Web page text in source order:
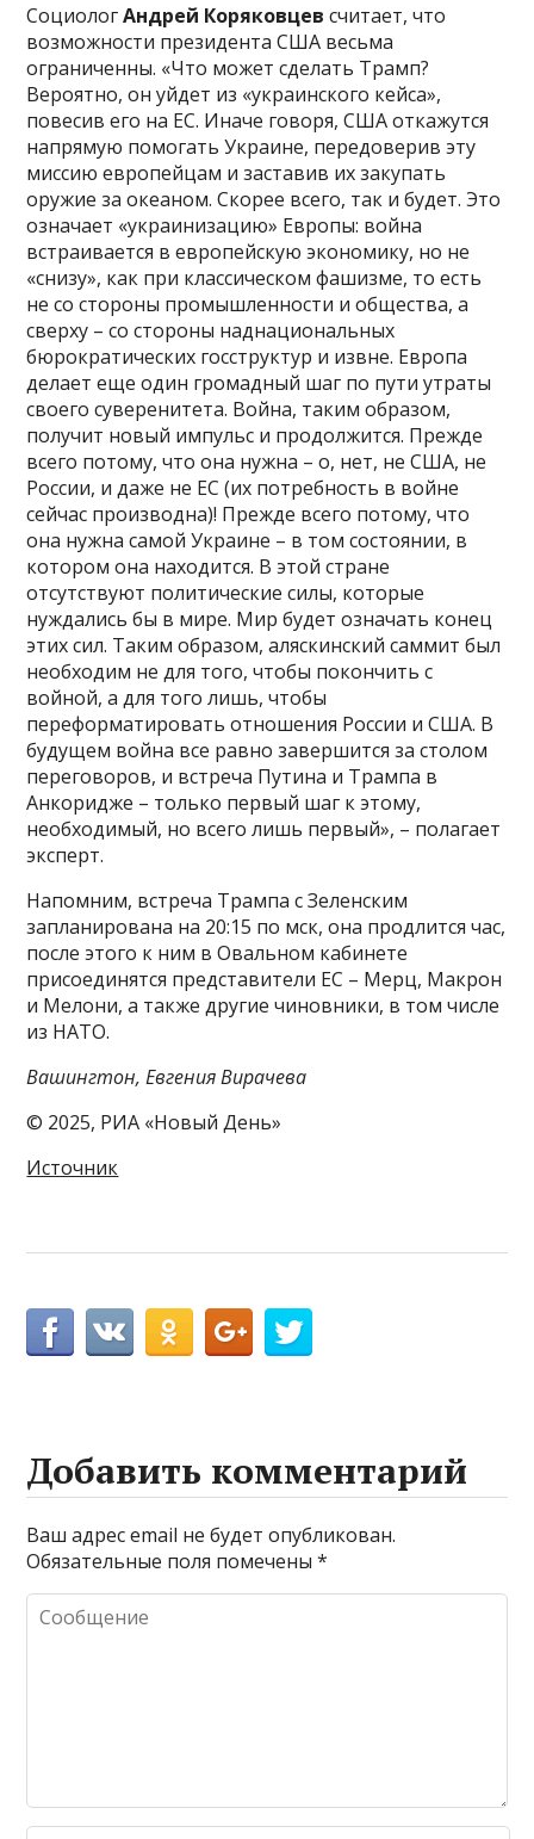
СоциологАндрей Коряковцев считает, что
возможности президента США весьма
ограниченны. «Что может сделать Трамп?
Вероятно, он уйдет из «украинского кейса»,
повесив его на ЕС. Иначе говоря, США откажутся
напрямую помогать Украине, передоверив эту
миссию европейцам и заставив их закупать
оружие за океаном. Скорее всего, так и будет. Это
означает «украинизацию» Европы: война
встраивается в европейскую экономику, но не
«снизу», как при классическом фашизме, то есть
не со стороны промышленности и общества, а
сверху – со стороны наднациональных
бюрократических госструктур и извне. Европа
делает еще один громадный шаг по пути утраты
своего суверенитета. Война, таким образом,
получит новый импульс и продолжится. Прежде
всего потому, что она нужна – о, нет, не США, не
России, и даже не ЕС (их потребность в войне
сейчас производна)! Прежде всего потому, что
она нужна самой Украине – в том состоянии, в
котором она находится. В этой стране
отсутствуют политические силы, которые
нуждались бы в мире. Мир будет означать конец
этих сил. Таким образом, аляскинский саммит был
необходим не для того, чтобы покончить с
войной, а для того лишь, чтобы
переформатировать отношения России и США. В
будущем война все равно завершится за столом
переговоров, и встреча Путина и Трампа в
Анкоридже – только первый шаг к этому,
необходимый, но всего лишь первый», – полагает
эксперт.
Напомним, встреча Трампа с Зеленским
запланирована на 20:15 по мск, она продлится час,
после этого к ним в Овальном кабинете
присоединятся представители ЕС – Мерц, Макрон
и Мелони, а также другие чиновники, в том числе
из НАТО.
Вашингтон, Евгения Вирачева
© 2025, РИА «Новый День»
Источник
Добавить комментарий
Ваш адрес email не будет опубликован.
Обязательные поля помечены*